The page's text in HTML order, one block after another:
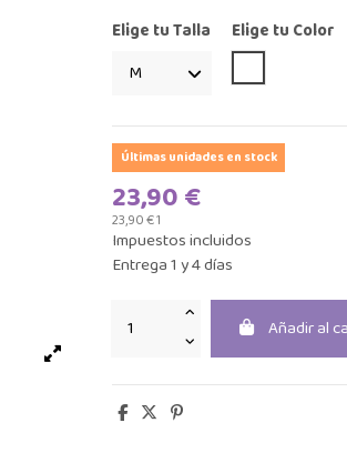
Elige tu Talla
Elige tu Color
Últimas unidades en stock
23,90 €
23,90 € 1
Impuestos incluidos
Entrega 1 y 4 días
Añadir al